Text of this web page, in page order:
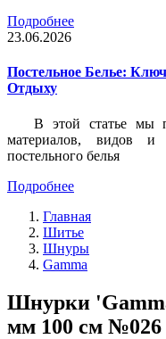
Подробнее
23.06.2026
Постельное Белье:
Отдыху
В этой статье мы
материалов, видов и
постельного белья
Подробнее
Главная
Шитье
Шнуры
Gamma
Шнурки
мм 100 см